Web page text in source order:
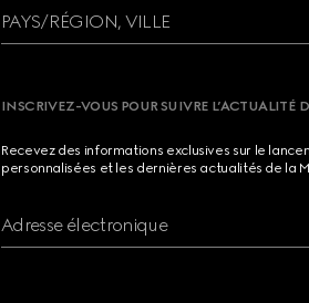
PAYS/RÉGION, VILLE
INSCRIVEZ-VOUS POUR SUIVRE L’ACTUALITÉ
Recevez des informations exclusives sur le
personnalisées et les dernières actualités de la
Adresse électronique